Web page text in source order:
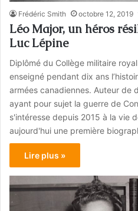
Frédéric Smith octobre 12, 2019
Léo Major, un héros
Luc Lépine
Diplômé du Collège militaire
enseigné pendant dix ans
armées canadiennes. Auteur de
ayant pour sujet la guerre de
s'intéresse depuis 2015 à la vie
aujourd'hui une première
Lire plus »